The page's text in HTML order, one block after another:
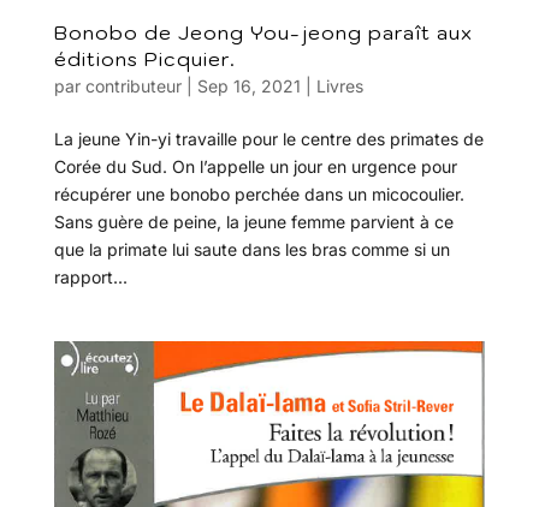
Bonobo de Jeong You-jeong paraît aux
éditions Picquier.
par contributeur| Sep 16, 2021 Livres
La jeune Yin-yi travaille pour le centre des primates de
Corée du Sud. On l’appelle un jour en urgence pour
récupérer une bonobo perchée dans un micocoulier.
Sans guère de peine, la jeune femme parvient à ce
que la primate lui saute dans les bras comme si un
rapport...